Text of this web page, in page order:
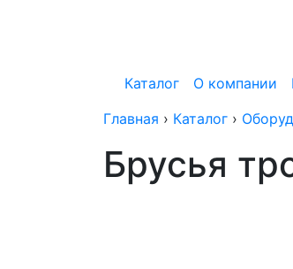
Каталог О компании
Главная › Каталог ›
Брусья